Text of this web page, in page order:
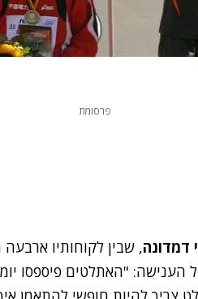
פרסומת
דמדונה, שבין לקוחותיו
"האתלטים פיספסו